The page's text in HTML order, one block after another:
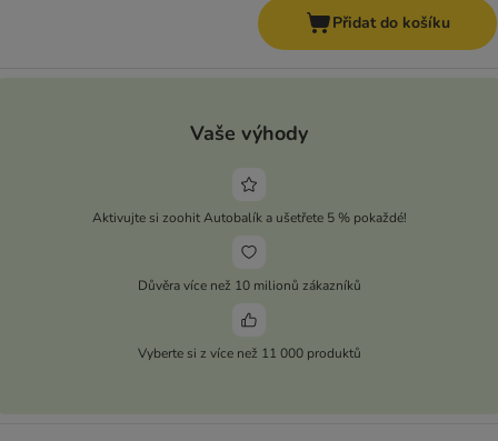
Přidat do košíku
Vaše výhody
Aktivujte si zoohit Autobalík a ušetřete 5 % pokaždé!
Důvěra více než 10 milionů zákazníků
Vyberte si z více než 11 000 produktů